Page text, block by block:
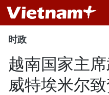
时政
越南国家主
威特埃米尔